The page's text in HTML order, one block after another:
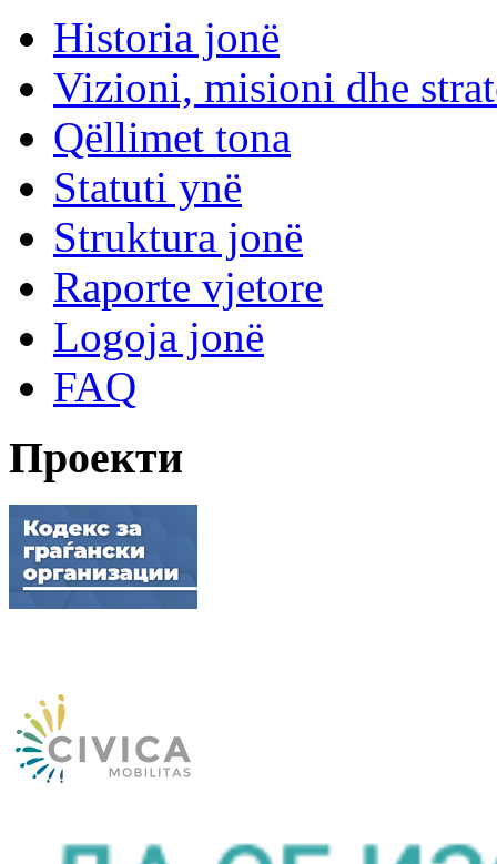
Historia jonë
Vizioni, misioni dhe
Qëllimet tona
Statuti ynë
Struktura jonë
Raporte vjetore
Logoja jonë
FAQ
Проекти